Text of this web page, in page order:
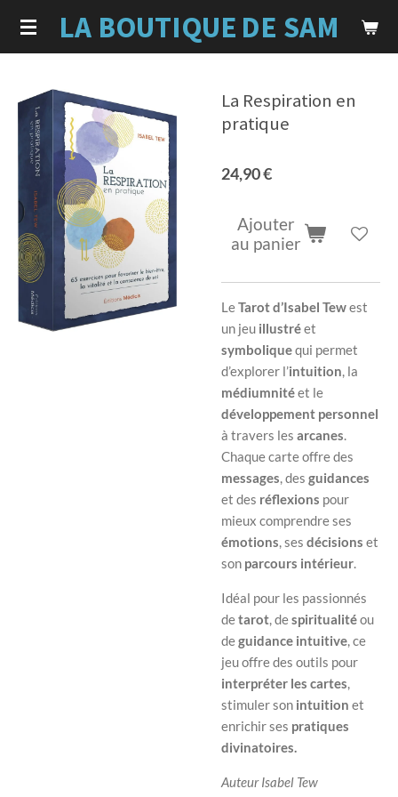
Passer
au
LA BOUTIQUE DE SAM
La Respiration en
pratique
24,90 €
Ajouter
au panier
LeTarot d’Isabel Tewest
un jeu illustréet
symboliquequi permet
d’explorer l’intuition, la
médiumnitéet le
développement personnel
à travers les arcanes.
Chaque carte offre des
messages, des guidances
et des réflexions pour
mieux comprendre ses
émotions, ses décisions et
son parcours intérieur.
Idéal pour les passionnés
detarot, despiritualitéou
deguidance intuitive, ce
jeu offre des outils pour
interpréter les cartes,
stimuler son intuition et
enrichir ses pratiques
divinatoires.
Auteur Isabel Tew